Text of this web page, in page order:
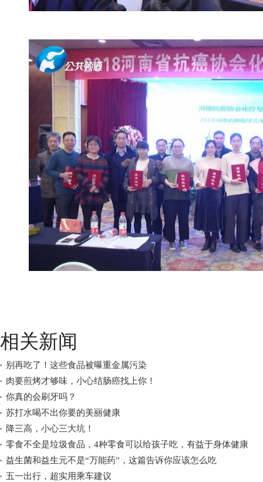
相关新闻
别再吃了！这些食品被曝重金属污染
肉要煎烤才够味，小心结肠癌找上你！
你真的会刷牙吗？
苏打水喝不出你要的美丽健康
降三高，小心三大坑！
零食不全是垃圾食品，4种零食可以给孩子吃，有益于身体健康
益生菌和益生元不是“万能药”，这篇告诉你应该怎么吃
五一出行，超实用乘车建议